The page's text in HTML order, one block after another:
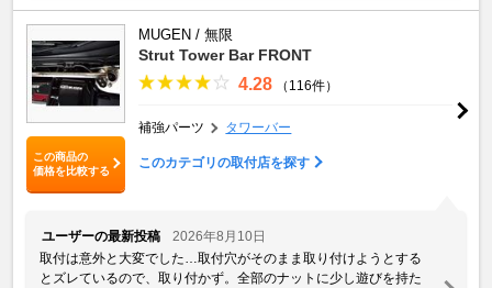
この商品の
価格を比較する
MUGEN / 無限
Strut Tower Bar FRONT
4.28 （116件）
補強パーツ タワーバー
このカテゴリの取付店を探す
ユーザーの最新投稿
2026年8月10日
取付は意外と大変でした…取付穴がそのまま取り付けようとする
とズレているので、取り付かず。全部のナットに少し遊びを持た